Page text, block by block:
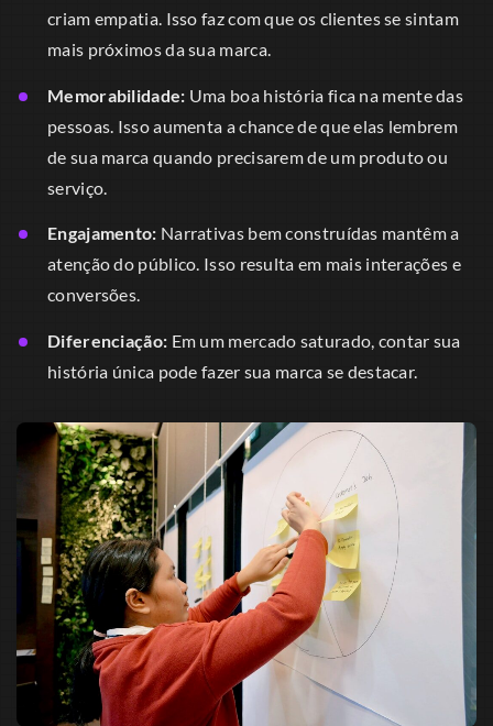
criam empatia. Isso faz com que os clientes se sintam
mais próximos da sua marca.
Memorabilidade: Uma boa história fica na mente das
pessoas. Isso aumenta a chance de que elas lembrem
de sua marca quando precisarem de um produto ou
serviço.
Engajamento: Narrativas bem construídas mantêm a
atenção do público. Isso resulta em mais interações e
conversões.
Diferenciação: Em um mercado saturado, contar sua
história única pode fazer sua marca se destacar.